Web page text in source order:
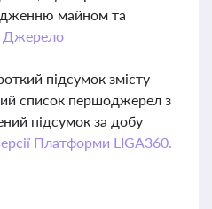
майном та
Джерело
підсумок змісту
список першоджерел з
підсумок за добу
Платформи LIGA360.